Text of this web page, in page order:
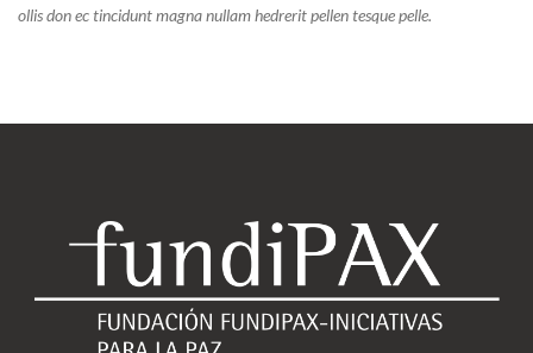
ollis don ec tincidunt magna nullam hedrerit pellen tesque pelle.